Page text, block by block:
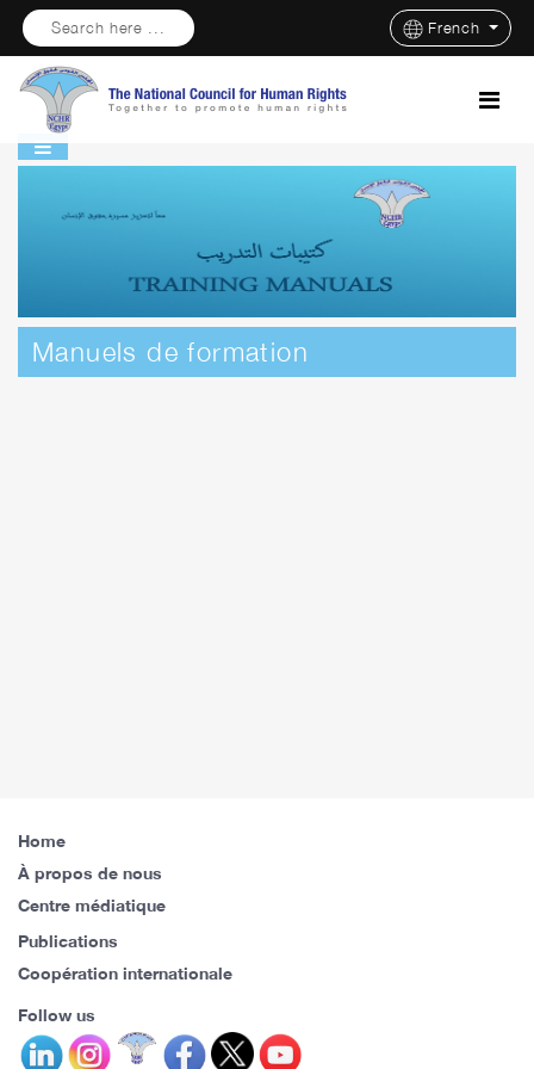
Search here ... French
Manuels de formation
Home
À propos de nous
Centre médiatique
Publications
Coopération internationale
Follow us